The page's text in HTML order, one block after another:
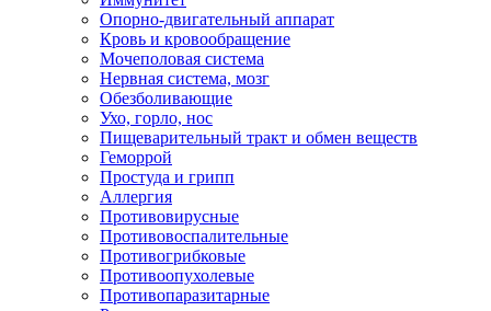
Опорно-двигательный аппарат
Кровь и кровообращение
Мочеполовая система
Нервная система, мозг
Обезболивающие
Ухо, горло, нос
Пищеварительный тракт и обмен веществ
Геморрой
Простуда и грипп
Аллергия
Противовирусные
Противовоспалительные
Противогрибковые
Противоопухолевые
Противопаразитарные